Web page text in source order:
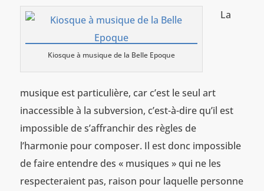
Kiosque à musique de la Belle Epoque
La
musique est particulière, car c’est le seul art
inaccessible à la subversion, c’est-à-dire qu’il est
impossible de s’affranchir des règles de
l’harmonie pour composer. Il est donc impossible
de faire entendre des « musiques » qui ne les
respecteraient pas, raison pour laquelle personne